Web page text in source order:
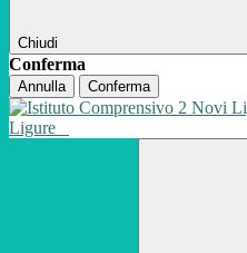
Chiudi
Conferma
Annulla Conferma
Ligure